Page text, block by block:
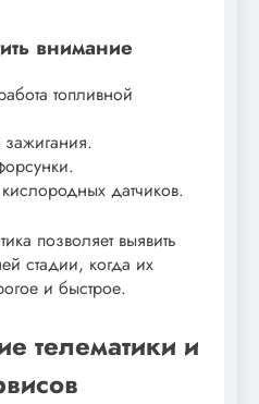
внимание
топливной
датчиков.
позволяет выявить
стадии, когда их
и быстрое.
телематики и